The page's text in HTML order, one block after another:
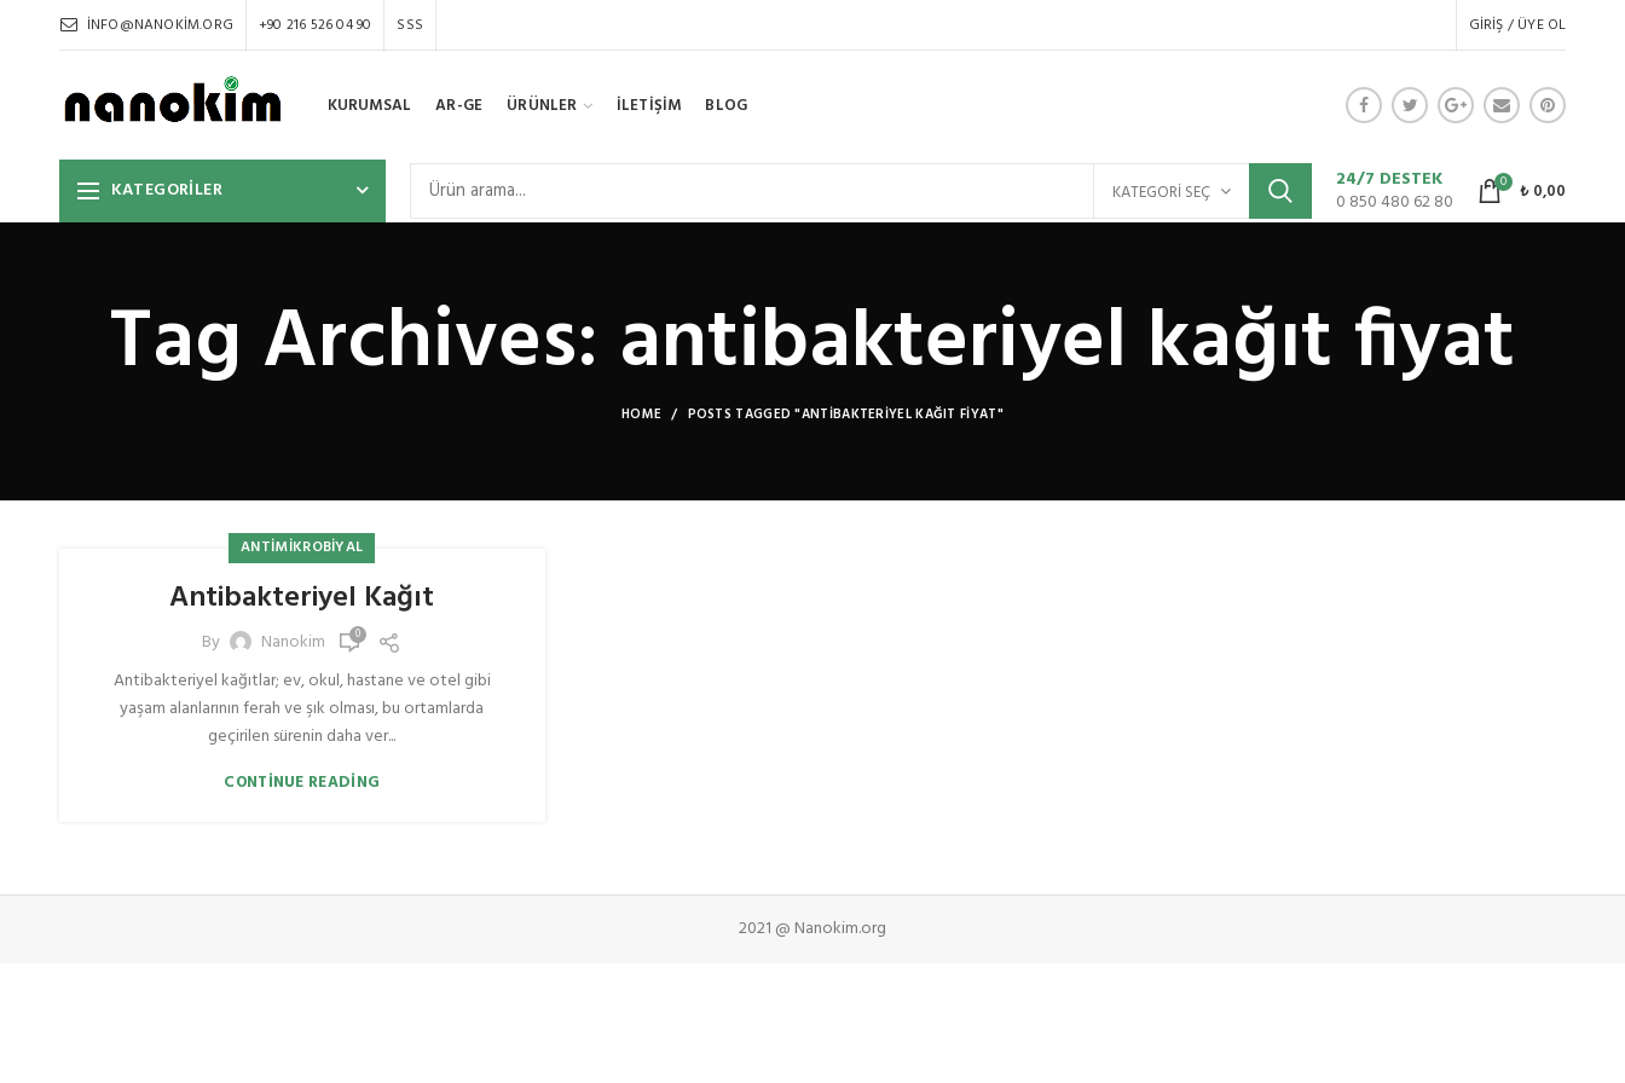
INFO@NANOKIM.ORG +90 216 526 04 90 SSS GIRIŞ / ÜYE OL
KURUMSAL AR-GE ÜRÜNLER İLETİŞİM BLOG
KATEGORİLER KATEGORI SEÇ
24/7 DESTEK
0 850 480 62 80
0 ₺0,00
Tag Archives: antibakteriyel kağıt fiyat
HOME POSTS TAGGED "ANTIBAKTERIYEL KAĞIT FIYAT"
ANTIMIKROBIYAL
Antibakteriyel Kağıt
By Nanokim 0
Antibakteriyel kağıtlar; ev, okul, hastane ve otel gibi
yaşam alanlarının ferah ve şık olması, bu ortamlarda
geçirilen sürenin daha ver...
CONTINUE READING
2021 @ Nanokim.org